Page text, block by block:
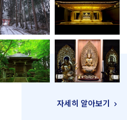
자세히 알아보기